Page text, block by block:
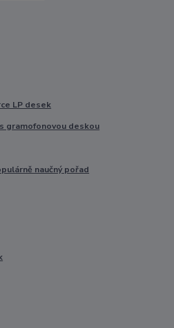
LP desek
gramofonovou deskou
naučný pořad